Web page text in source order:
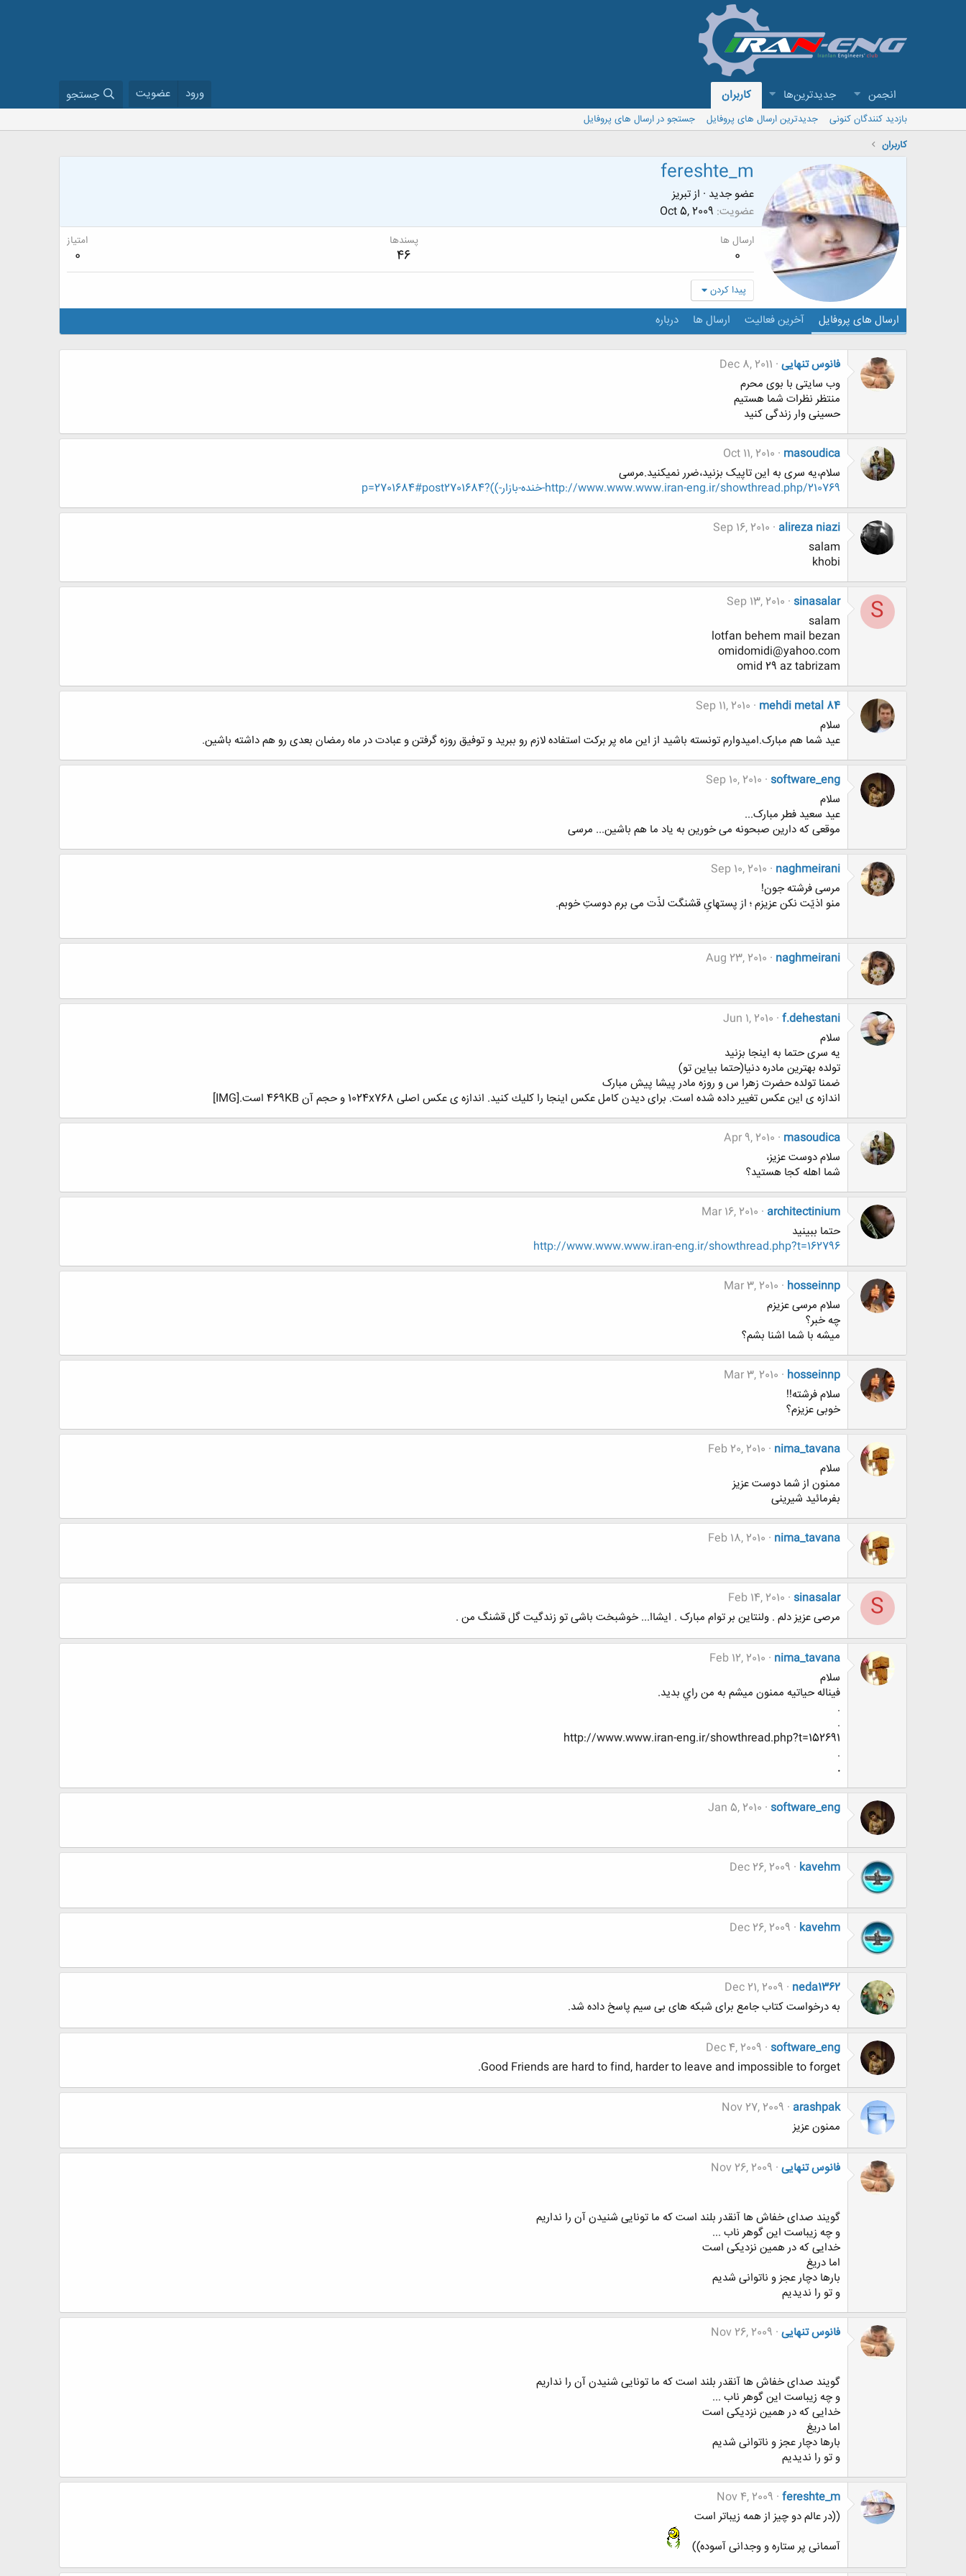
انجمن جدیدترین‌ها کاربران ورود عضویت جستجو
بازدید کنندگان کنونی جدیدترین ارسال های پروفایل
جستجو در ارسال های پروفایل
کاربران
fereshte_m
عضو جدید · ازتبریز
عضویت Oct 5, 2009
ارسال ها
0
پسندها
46
امتیاز
0
پیدا کردن
ارسال های پروفایل آخرین فعالیت ارسال ها درباره
فانوس تنهایی Dec 8, 2011
وب سایتی با بوی محرم
منتظر نظرات شما هستیم
حسینی وار زندگی کنید
masoudica
Oct 11, 2010
سلام،یه سری به این تاپیک بزنید،ضرر نمیکنید.مرسی
http://www.www.www.iran-eng.ir/showthread.php/210769-خنده-بازار-))?p=2701684#post2701684
alireza niazi
Sep 16, 2010
salam
khobi
S
sinasalar
Sep 13, 2010
salam
lotfan behem mail bezan
omidomidi@yahoo.com
omid 29 az tabrizam
mehdi metal 84
Sep 11, 2010
سلام
عید شما هم مبارک.امیدوارم تونسته باشید از این ماه پر برکت استفاده لازم رو ببرید و توفیق روزه گرفتن و عبادت در ماه رمضان بعدی رو هم داشته باشین.
software_eng
Sep 10, 2010
سلام
عید سعید فطر مبارک...
موقعی که دارین صبحونه می خورین به یاد ما هم باشین... مرسی
naghmeirani
Sep 10, 2010
مرسی فرشته جون!
منو اذیّت نکن عزیزم ؛ از پستهایِ قشنگت لذّت می برم دوستِ خوبم.
naghmeirani
Aug 23, 2010
f.dehestani
Jun 1, 2010
سلام
یه سری حتما به اینجا بزنید
تولده بهترین مادره دنیا(حتما بیاین تو)
ضمنا تولده حضرت زهرا س و روزه مادر پیشا پیش مبارک
اندازه ی اين عكس تغيير داده شده است. برای ديدن كامل عكس اينجا را كليك كنيد. اندازه ی عكس اصلی 1024x768 و حجم آن 469KB است.[IMG]
masoudica
Apr 9, 2010
سلام دوست عزیز،
شما اهله کجا هستید؟
architectinium
Mar 16, 2010
حتما ببینید
http://www.www.www.iran-eng.ir/showthread.php?t=162796
hosseinnp
Mar 3, 2010
سلام مرسی عزیزم
چه خبر؟
میشه با شما اشنا بشم؟
hosseinnp
Mar 3, 2010
سلام فرشته!!
خوبی عزیزم؟
nima_tavana
Feb 20, 2010
سلام
ممنون از شما دوست عزیز
بفرمائید شیرینی
nima_tavana
Feb 18, 2010
S
sinasalar
Feb 14, 2010
مرصی عزیز دلم . ولنتاین بر توام مبارک . ایشاا... خوشبخت باشی تو زندگیت گل قشنگ من .
nima_tavana
Feb 12, 2010
سلام
فيناله حياتيه ممنون ميشم به من راي بديد.
.
.
http://www.www.iran-eng.ir/showthread.php?t=152691
.
.
software_eng
Jan 5, 2010
kavehm
Dec 26, 2009
kavehm
Dec 26, 2009
neda1362
Dec 21, 2009
به درخواست کتاب جامع برای شبکه های بی سیم پاسخ داده شد.
software_eng
Dec 4, 2009
Good Friends are hard to find, harder to leave and impossible to forget.
arashpak
Nov 27, 2009
ممنون عزیز
فانوس تنهایی Nov 26, 2009
گویند صدای خفاش ها آنقدر بلند است که ما تونایی شنیدن آن را نداریم
و چه زیباست این گوهر ناب ...
خدایی که در همین نزدیکی است
اما دریغ
بارها دچار عجز و ناتوانی شدیم
و تو را ندیدیم
فانوس تنهایی Nov 26, 2009
گویند صدای خفاش ها آنقدر بلند است که ما تونایی شنیدن آن را نداریم
و چه زیباست این گوهر ناب ...
خدایی که در همین نزدیکی است
اما دریغ
بارها دچار عجز و ناتوانی شدیم
و تو را ندیدیم
fereshte_m
Nov 4, 2009
((در عالم دو چیز از همه زیباتر است
آسمانی پر ستاره و وجدانی آسوده))